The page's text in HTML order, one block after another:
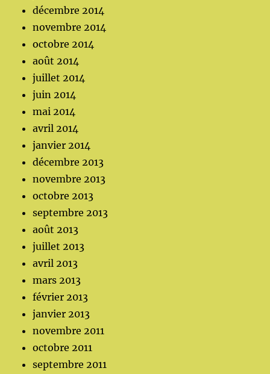
décembre 2014
novembre 2014
octobre 2014
août 2014
juillet 2014
juin 2014
mai 2014
avril 2014
janvier 2014
décembre 2013
novembre 2013
octobre 2013
septembre 2013
août 2013
juillet 2013
avril 2013
mars 2013
février 2013
janvier 2013
novembre 2011
octobre 2011
septembre 2011